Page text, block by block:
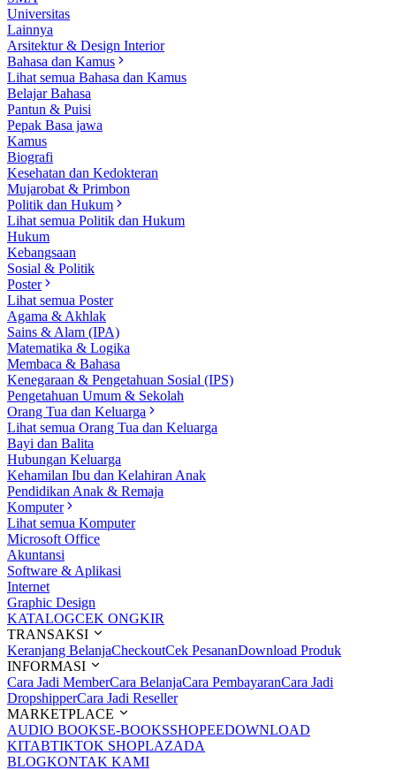
Universitas
Lainnya
Arsitektur & Design Interior
Bahasa dan Kamus
Lihat semua Bahasa dan Kamus
Belajar Bahasa
Pantun & Puisi
Pepak Basa jawa
Kamus
Biografi
Kesehatan dan Kedokteran
Mujarobat & Primbon
Politik dan Hukum
Lihat semua Politik dan Hukum
Hukum
Kebangsaan
Sosial & Politik
Poster
Lihat semua Poster
Agama & Akhlak
Sains & Alam (IPA)
Matematika & Logika
Membaca & Bahasa
Kenegaraan & Pengetahuan Sosial (IPS)
Pengetahuan Umum & Sekolah
Orang Tua dan Keluarga
Lihat semua Orang Tua dan Keluarga
Bayi dan Balita
Hubungan Keluarga
Kehamilan Ibu dan Kelahiran Anak
Pendidikan Anak & Remaja
Komputer
Lihat semua Komputer
Microsoft Office
Akuntansi
Software & Aplikasi
Internet
Graphic Design
KATALOGCEK ONGKIR
TRANSAKSI
Keranjang BelanjaCheckoutCek PesananDownload Produk
INFORMASI
Cara Jadi MemberCara BelanjaCara PembayaranCara Jadi
DropshipperCara Jadi Reseller
MARKETPLACE
AUDIO BOOKSE-BOOKSSHOPEEDOWNLOAD
KITABTIKTOK SHOPLAZADA
BLOGKONTAK KAMI